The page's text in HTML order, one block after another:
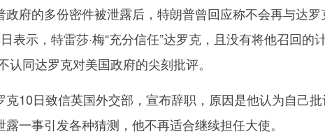
府的多份密件被泄露后，特朗普曾回应称不会再与达罗
表示，特雷莎·梅“充分信任”达罗克，且没有将他召回的
认同达罗克对美国政府的尖刻批评。
10日致信英国外交部，宣布辞职，原因是他认为自己批
一事引发各种猜测，他不再适合继续担任大使。